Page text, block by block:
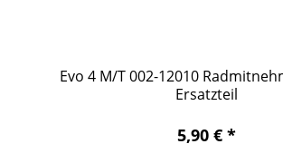
Evo 4 M/T 002-12010
Ersatzteil
5,90 € *